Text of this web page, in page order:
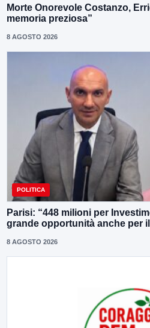
Morte Onorevole Costanzo,
memoria preziosa”
8 AGOSTO 2026
POLITICA
Parisi: “448 milioni per
grande opportunità anche per
8 AGOSTO 2026